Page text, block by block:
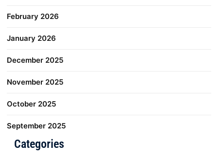
February 2026
January 2026
December 2025
November 2025
October 2025
September 2025
Categories